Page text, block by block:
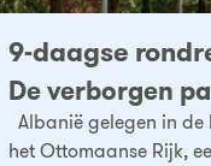
9-daagse
De verborgen
Albanië gelegen in
het Ottomaanse Rijk,